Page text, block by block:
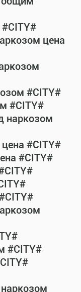
цена
#CITY#
#CITY#
наркозом
#CITY#
#CITY#
#CITY#